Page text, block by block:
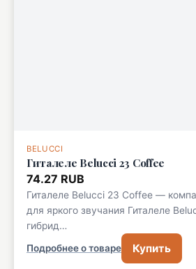
BELUCCI
Гиталеле Belucci 23 Coffee
74.27 RUB
Гиталеле Belucci 23 Coffee —
для яркого звучания Гиталеле
гибрид…
Подробнее о товаре Купить